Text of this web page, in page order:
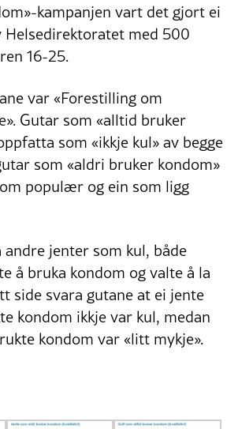
kampanjen vart det gjort ei
Helsedirektoratet med 500
16-25.
var «Forestilling om
Gutar som «alltid bruker
som «ikkje kul» av begge
som «aldri bruker kondom»
populær og ein som ligg
jenter som kul, både
å bruka kondom og valte å la
side svara gutane at ei jente
kondom ikkje var kul, medan
kondom var «litt mykje».